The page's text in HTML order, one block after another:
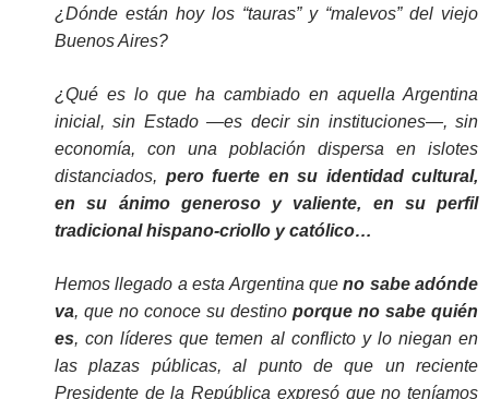
¿Dónde están hoy los “tauras” y “malevos” del viejo
Buenos Aires?
¿Qué es lo que ha cambiado en aquella Argentina
inicial, sin Estado —es decir sin instituciones—, sin
economía, con una población dispersa en islotes
distanciados, pero fuerte en su identidad cultural,
en su ánimo generoso y valiente, en su perfil
tradicional hispano-criollo y católico…
Hemos llegado a esta Argentina queno sabe adónde
va, que no conoce su destino porque no sabe quién
es, con líderes que temen al conflicto y lo niegan en
las plazas públicas, al punto de que un reciente
Presidente de la República expresó que no teníamos